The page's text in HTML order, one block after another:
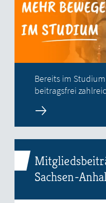
Bereits im
beitragsfrei
Sachsen-